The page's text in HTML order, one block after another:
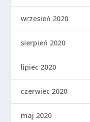
wrzesień 2020
sierpień 2020
lipiec 2020
czerwiec 2020
maj 2020